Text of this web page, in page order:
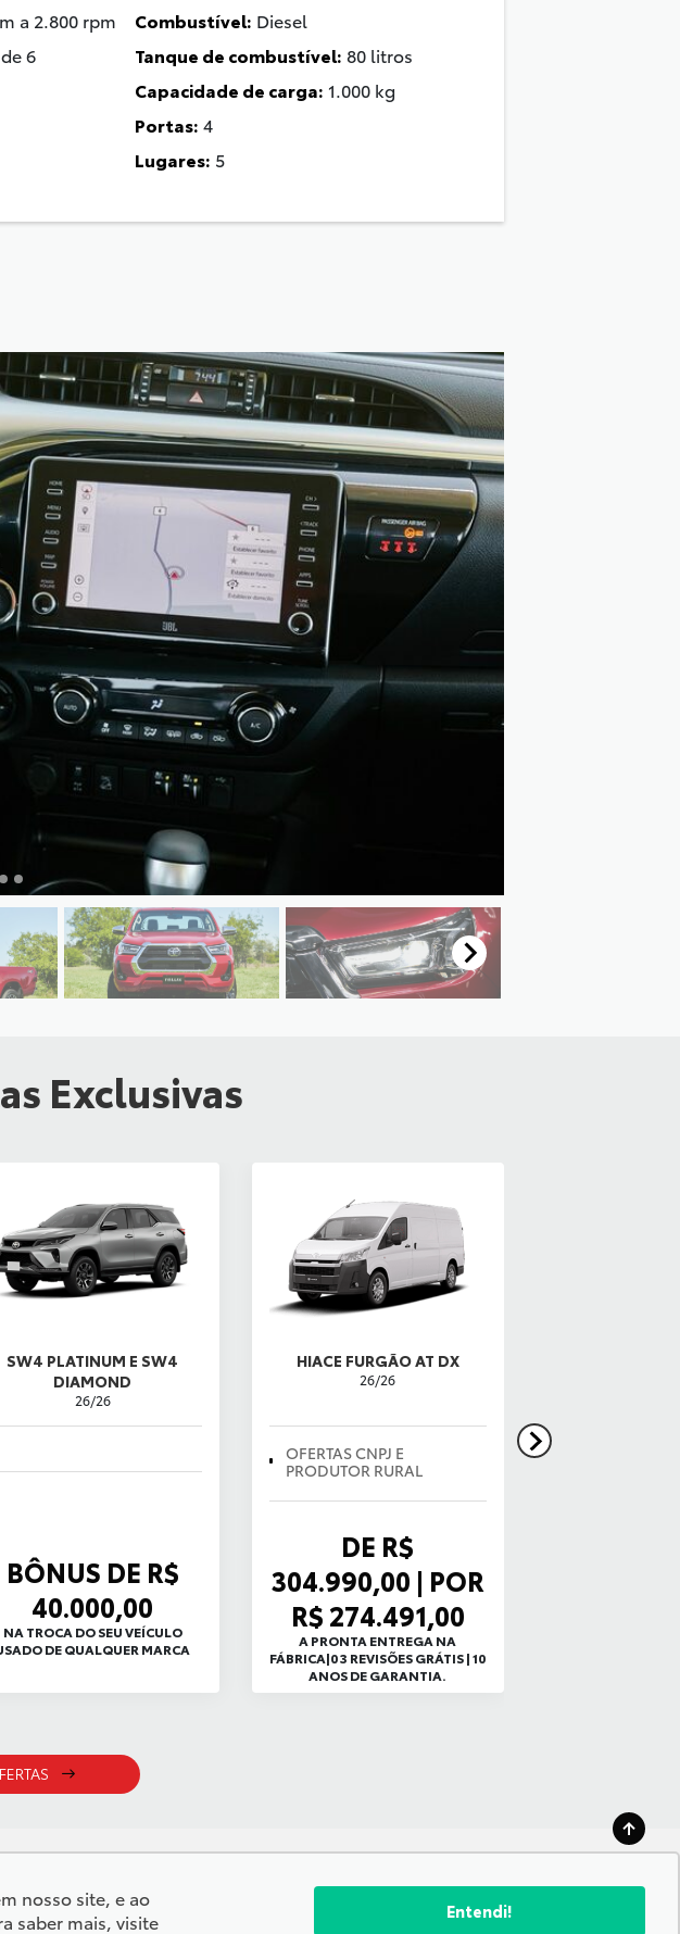
a 2.800 rpm
6
Combustível: Diesel
Tanque de combustível: 80 litros
Capacidade de carga: 1.000 kg
Portas: 4
Lugares: 5
Exclusivas
SW4 PLATINUM E SW4
DIAMOND
26/26
BÔNUS DE R$
40.000,00
NA TROCA DO SEU VEÍCULO
DE QUALQUER MARCA
HIACE FURGÃO AT DX
26/26
OFERTAS CNPJ E
PRODUTOR RURAL
DE R$
304.990,00 | POR
R$ 274.491,00
A PRONTA ENTREGA NA
FÁBRICA|03 REVISÕES GRÁTIS | 10
ANOS DE GARANTIA.
nosso site, e ao
saber mais, visite
Entendi!